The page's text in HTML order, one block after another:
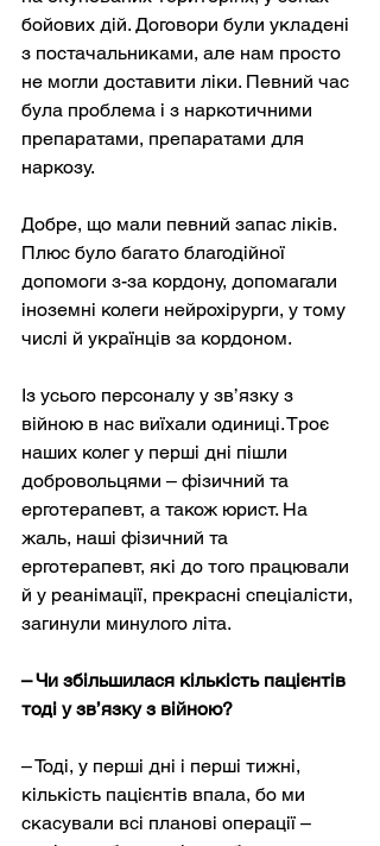
бойових дій. Договори були укладені
з постачальниками, але нам просто
не могли доставити ліки. Певний час
була проблема і з наркотичними
препаратами, препаратами для
наркозу.
Добре, що мали певний запас ліків.
Плюс було багато благодійної
допомоги з-за кордону, допомагали
іноземні колеги нейрохірурги, у тому
числі й українців за кордоном.
Із усього персоналу у зв’язку з
війною в нас виїхали одиниці. Троє
наших колег у перші дні пішли
добровольцями – фізичний та
ерготерапевт, а також юрист. На
жаль, наші фізичний та
ерготерапевт, які до того працювали
й у реанімації, прекрасні спеціалісти,
загинули минулого літа.
– Чи збільшилася кількість пацієнтів
тоді у зв’язку з війною?
– Тоді, у перші дні і перші тижні,
кількість пацієнтів впала, бо ми
скасували всі планові операції –